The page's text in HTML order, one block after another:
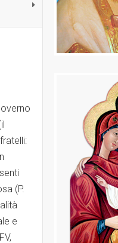
(P.
e